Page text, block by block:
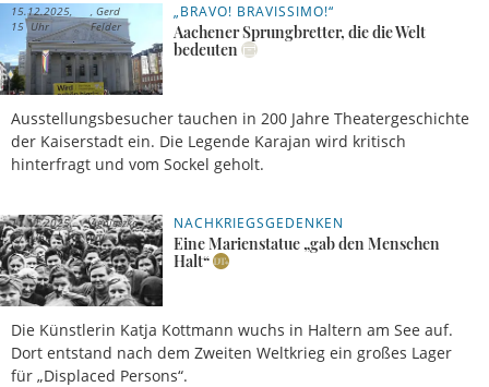
„BRAVO! BRAVISSIMO!“
Aachener Sprungbretter, die die Welt
bedeuten
Ausstellungsbesucher tauchen in 200 Jahre Theatergeschichte
der Kaiserstadt ein. Die Legende Karajan wird kritisch
hinterfragt und vom Sockel geholt.
15.12.2025,
15 Uhr
Gerd
Felder
NACHKRIEGSGEDENKEN
Eine Marienstatue „gab den Menschen
Halt“
Die Künstlerin Katja Kottmann wuchs in Haltern am See auf.
Dort entstand nach dem Zweiten Weltkrieg ein großes Lager
für „Displaced Persons“.
11.11.2025,
17 Uhr
Agnieszka
Will